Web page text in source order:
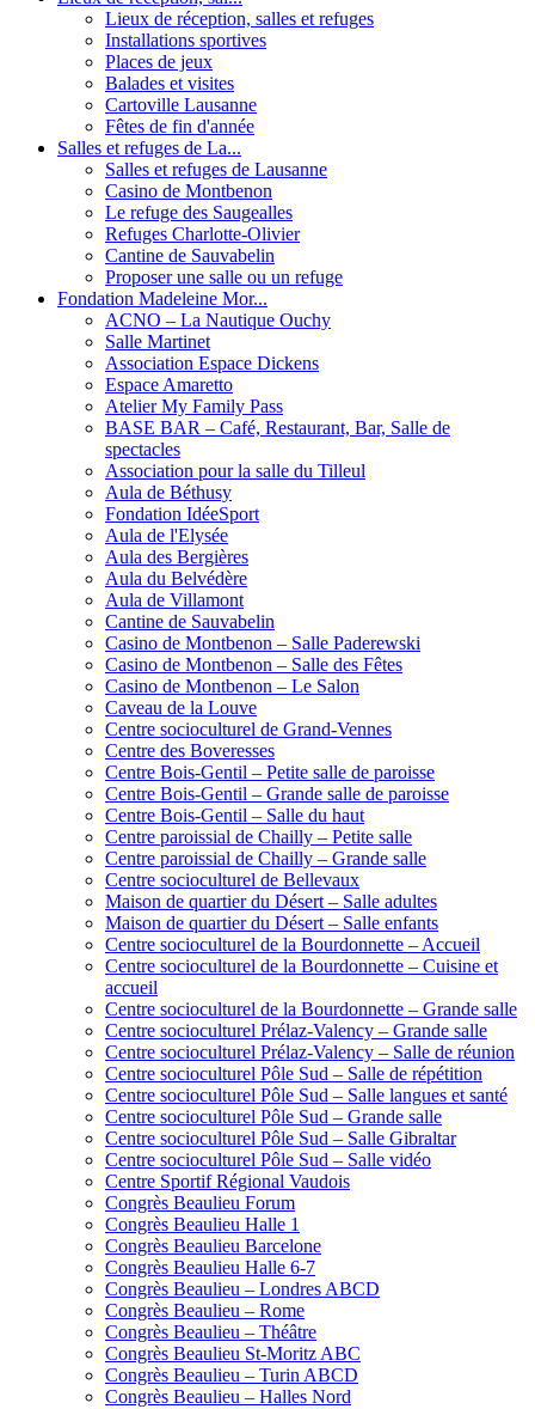
Lieux de réception, salles et refuges
Installations sportives
Places de jeux
Balades et visites
Cartoville Lausanne
Fêtes de fin d'année
Salles et refuges de La...
Salles et refuges de Lausanne
Casino de Montbenon
Le refuge des Saugealles
Refuges Charlotte-Olivier
Cantine de Sauvabelin
Proposer une salle ou un refuge
Fondation Madeleine Mor...
ACNO – La Nautique Ouchy
Salle Martinet
Association Espace Dickens
Espace Amaretto
Atelier My Family Pass
BASE BAR – Café, Restaurant, Bar, Salle de
spectacles
Association pour la salle du Tilleul
Aula de Béthusy
Fondation IdéeSport
Aula de l'Elysée
Aula des Bergières
Aula du Belvédère
Aula de Villamont
Cantine de Sauvabelin
Casino de Montbenon – Salle Paderewski
Casino de Montbenon – Salle des Fêtes
Casino de Montbenon – Le Salon
Caveau de la Louve
Centre socioculturel de Grand-Vennes
Centre des Boveresses
Centre Bois-Gentil – Petite salle de paroisse
Centre Bois-Gentil – Grande salle de paroisse
Centre Bois-Gentil – Salle du haut
Centre paroissial de Chailly – Petite salle
Centre paroissial de Chailly – Grande salle
Centre socioculturel de Bellevaux
Maison de quartier du Désert – Salle adultes
Maison de quartier du Désert – Salle enfants
Centre socioculturel de la Bourdonnette – Accueil
Centre socioculturel de la Bourdonnette – Cuisine et
accueil
Centre socioculturel de la Bourdonnette – Grande salle
Centre socioculturel Prélaz-Valency – Grande salle
Centre socioculturel Prélaz-Valency – Salle de réunion
Centre socioculturel Pôle Sud – Salle de répétition
Centre socioculturel Pôle Sud – Salle langues et santé
Centre socioculturel Pôle Sud – Grande salle
Centre socioculturel Pôle Sud – Salle Gibraltar
Centre socioculturel Pôle Sud – Salle vidéo
Centre Sportif Régional Vaudois
Congrès Beaulieu Forum
Congrès Beaulieu Halle 1
Congrès Beaulieu Barcelone
Congrès Beaulieu Halle 6-7
Congrès Beaulieu – Londres ABCD
Congrès Beaulieu – Rome
Congrès Beaulieu – Théâtre
Congrès Beaulieu St-Moritz ABC
Congrès Beaulieu – Turin ABCD
Congrès Beaulieu – Halles Nord